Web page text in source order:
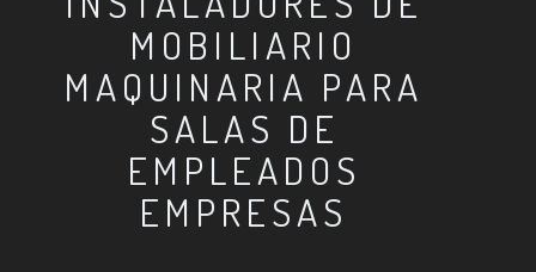
MOBILIARIO
MAQUINARIA PARA
SALAS DE
EMPLEADOS
EMPRESAS